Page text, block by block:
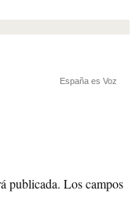
España es Voz
publicada. Los campos